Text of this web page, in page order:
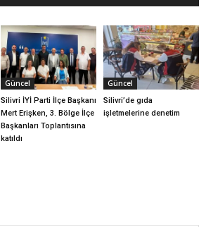
Güncel
Silivri İYİ Parti İlçe Başkanı
Mert Erişken, 3. Bölge İlçe
Başkanları Toplantısına
katıldı
Güncel
Silivri’de gıda
işletmelerine denetim